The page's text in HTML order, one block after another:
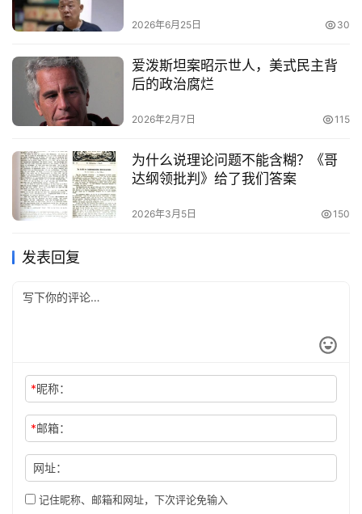
2026年6月25日 30
爱泼斯坦案昭示世人，美式民主背
后的政治腐烂
2026年2月7日 115
为什么说理论问题不能含糊？《哥
达纲领批判》给了我们答案
2026年3月5日 150
发表回复
*昵称：
*邮箱：
网址：
记住昵称、邮箱和网址，下次评论免输入